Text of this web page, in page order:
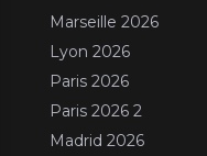
Marseille 2026
Lyon 2026
Paris 2026
Paris 2026 2
Madrid 2026